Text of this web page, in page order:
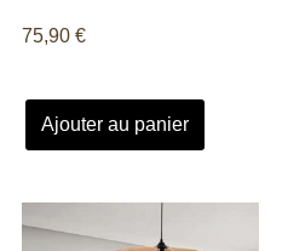
75,90 €
Ajouter au panier